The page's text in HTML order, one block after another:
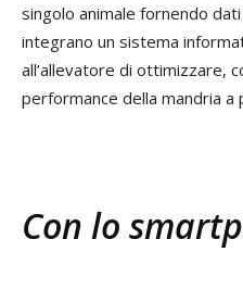
singolo animale fornendo
integrano un sistema
all’allevatore di ottimizzare,
performance della mandria a
Con lo